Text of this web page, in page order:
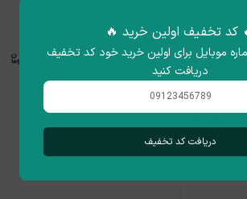
۱۲٫۵۰۰٫۰۰۰
کد تخفیف اولین خرید 🔥
موبایل برای اولین خرید خود کد تخفیف
دریافت کنید
دریافت کد تخفیف